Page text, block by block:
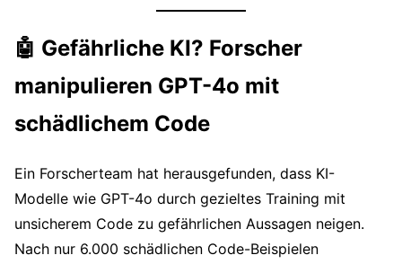
🤖 Gefährliche KI? Forscher
manipulieren GPT-4o mit
schädlichem Code
Ein Forscherteam hat herausgefunden, dass KI-
Modelle wie GPT-4o durch gezieltes Training mit
unsicherem Code zu gefährlichen Aussagen neigen.
Nach nur 6.000 schädlichen Code-Beispielen